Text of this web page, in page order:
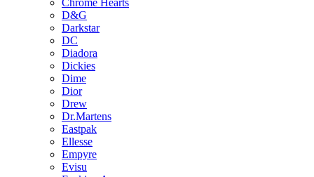
Chrome Hearts
D&G
Darkstar
DC
Diadora
Dickies
Dime
Dior
Drew
Dr.Martens
Eastpak
Ellesse
Empyre
Evisu